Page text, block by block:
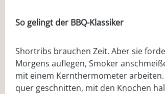
So gelingt der BBQ-Klassiker
Shortribs brauchen Zeit. Aber sie
Morgens auflegen, Smoker
mit einem Kernthermometer arbeiten.
quer geschnitten, mit den Knochen